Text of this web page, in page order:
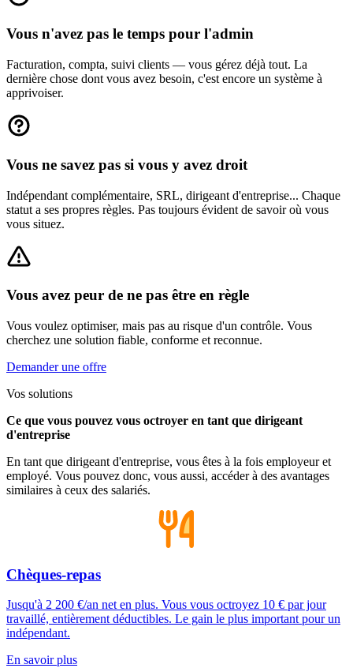
Vous n'avez pas le temps pour l'admin
Facturation, compta, suivi clients — vous gérez déjà tout. La
dernière chose dont vous avez besoin, c'est encore un système à
apprivoiser.
Vous ne savez pas si vous y avez droit
Indépendant complémentaire, SRL, dirigeant d'entreprise... Chaque
statut a ses propres règles. Pas toujours évident de savoir où vous
vous situez.
Vous avez peur de ne pas être en règle
Vous voulez optimiser, mais pas au risque d'un contrôle. Vous
cherchez une solution fiable, conforme et reconnue.
Demander une offre
Vos solutions
Ce que vous pouvez vous octroyer en tant que dirigeant
d'entreprise
En tant que dirigeant d'entreprise, vous êtes à la fois employeur et
employé. Vous pouvez donc, vous aussi, accéder à des avantages
similaires à ceux des salariés.
Chèques-repas
Jusqu'à 2 200 €/an net en plus. Vous vous octroyez 10 € par jour
travaillé, entièrement déductibles. Le gain le plus important pour un
indépendant.
En savoir plus